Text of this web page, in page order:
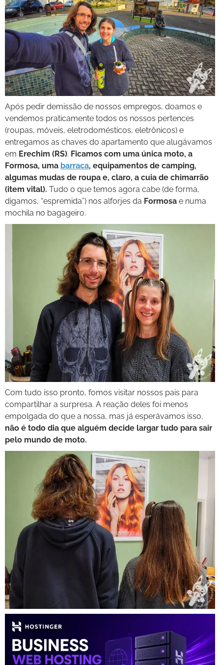
Após pedir demissão de nossos empregos, doamos e
vendemos praticamente todos os nossos pertences
(roupas, móveis, eletrodomésticos, eletrônicos) e
entregamos as chaves do apartamento que alugávamos
em Erechim (RS). Ficamos com uma única moto, a
Formosa, uma barraca, equipamentos de camping,
algumas mudas de roupa e, claro, a cuia de chimarrão
(item vital). Tudo o que temos agora cabe (de forma,
digamos, “espremida”) nos alforjes da Formosa e numa
mochila no bagageiro.
Com tudo isso pronto, fomos visitar nossos pais para
compartilhar a surpresa. A reação deles foi menos
empolgada do que a nossa, mas já esperávamos isso,
não é todo dia que alguém decide largar tudo para sair
pelo mundo de moto.